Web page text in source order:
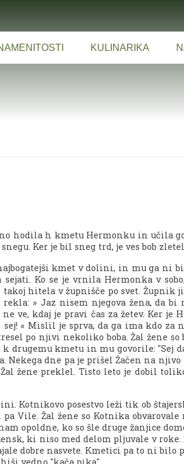
KULINARIKA
hodila h kmetu Hermonku in učila
Ker je bil sneg trd, je ves bob
kmet v dolini, in mu ga ni
Ko se je vrnila Hermonka v
hitela v župnišče po svet.
» Jaz nisem njegova žena, da
ve, kdaj je pravi čas za žetev. Ker je
sej! « Mislil je sprva, da ga ima kdo
po njivi nekoliko boba. Žal žene
drugemu kmetu in mu govorile: "Sej
Nekega dne pa je prišel Žačen na
žene preklel. Tisto leto je dobil
Kotnikovo posestvo leži tik ob
Vile. Žal žene so Kotnika
opoldne, ko so šle druge žanjice
ki niso med delom pljuvale v
dobre nasvete. Kmetici pa to ni